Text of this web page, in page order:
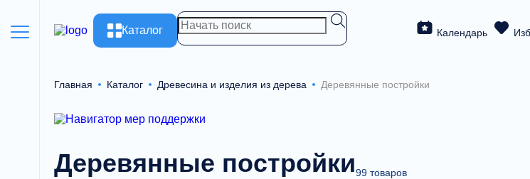
Каталог Календарь
Главная Каталог Древесина и изделия из дерева Деревянные постройки
Деревянные постройки99 товаров